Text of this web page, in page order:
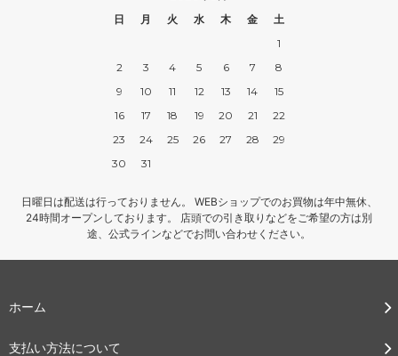
日
月 火 水 木 金
土
1
2
3 4 5 6 7
8
9
10 11 12 13 14
15
16
17 18 19 20 21
22
23
24 25 26 27 28
29
30
31
日曜日は配送は行っておりません。 WEBショップでのお買物は年中無休、
24時間オープンしております。 店頭での引き取りなどをご希望の方は別
途、公式ラインなどでお問い合わせください。
ホーム
支払い方法について